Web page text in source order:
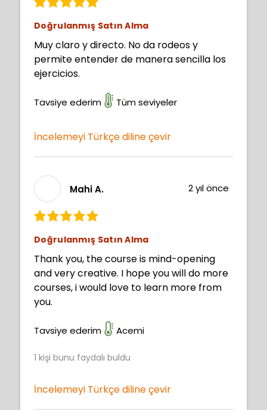
Doğrulanmış Satın Alma
Muy claro y directo. No da rodeos y
permite entender de manera sencilla los
ejercicios.
Tavsiye ederim Tüm seviyeler
İncelemeyi Türkçe diline çevir
Mahi A. 2 yıl önce
Doğrulanmış Satın Alma
Thank you, the course is mind-opening
and very creative. I hope you will do more
courses, i would love to learn more from
you.
Tavsiye ederim Acemi
1 kişi bunu faydalı buldu
İncelemeyi Türkçe diline çevir